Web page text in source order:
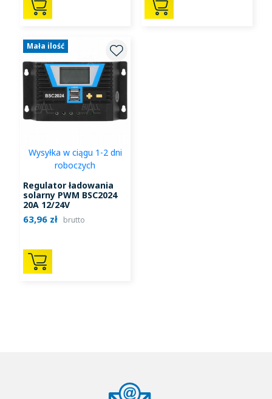
Mała ilość
Wysyłka w ciągu 1-2 dni
roboczych
Regulator ładowania
solarny PWM BSC2024
20A 12/24V
63,96 zł brutto